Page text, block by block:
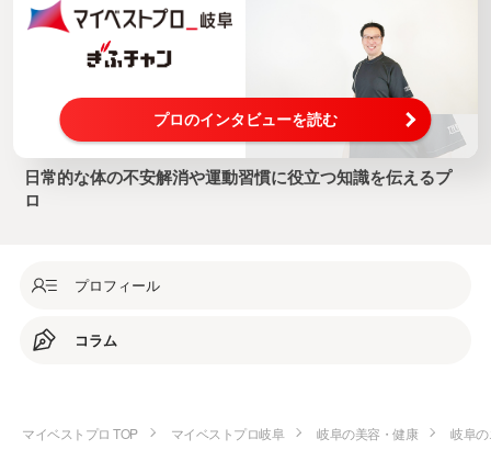
プロのインタビューを読む
日常的な体の不安解消や運動習慣に役立つ知識を伝えるプ
ロ
プロフィール
コラム
マイベストプロ TOP マイベストプロ岐阜 岐阜の美容・健康 岐阜